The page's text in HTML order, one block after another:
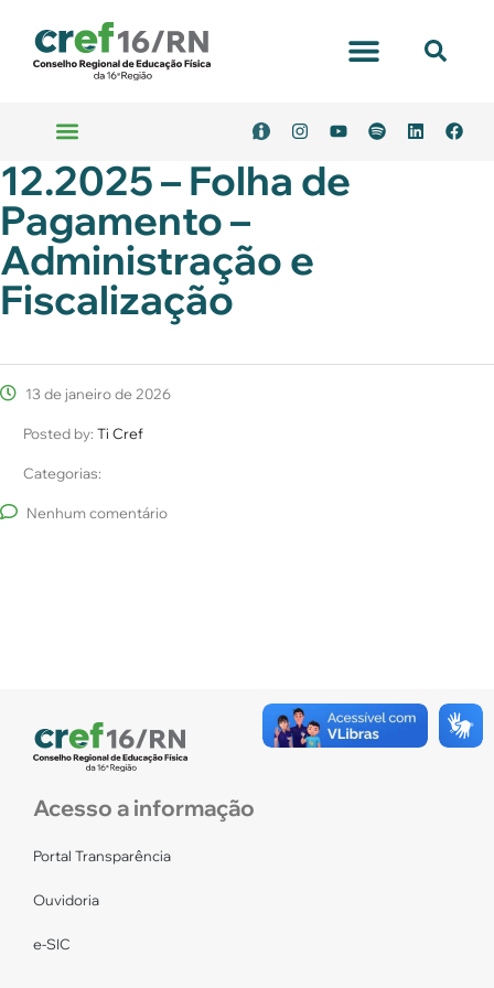
12.2025 – Folha de
Pagamento –
Administração e
Fiscalização
13 de janeiro de 2026
Posted by: Ti Cref
Categorias:
Nenhum comentário
Acesso a informação
Portal Transparência
Ouvidoria
e-SIC